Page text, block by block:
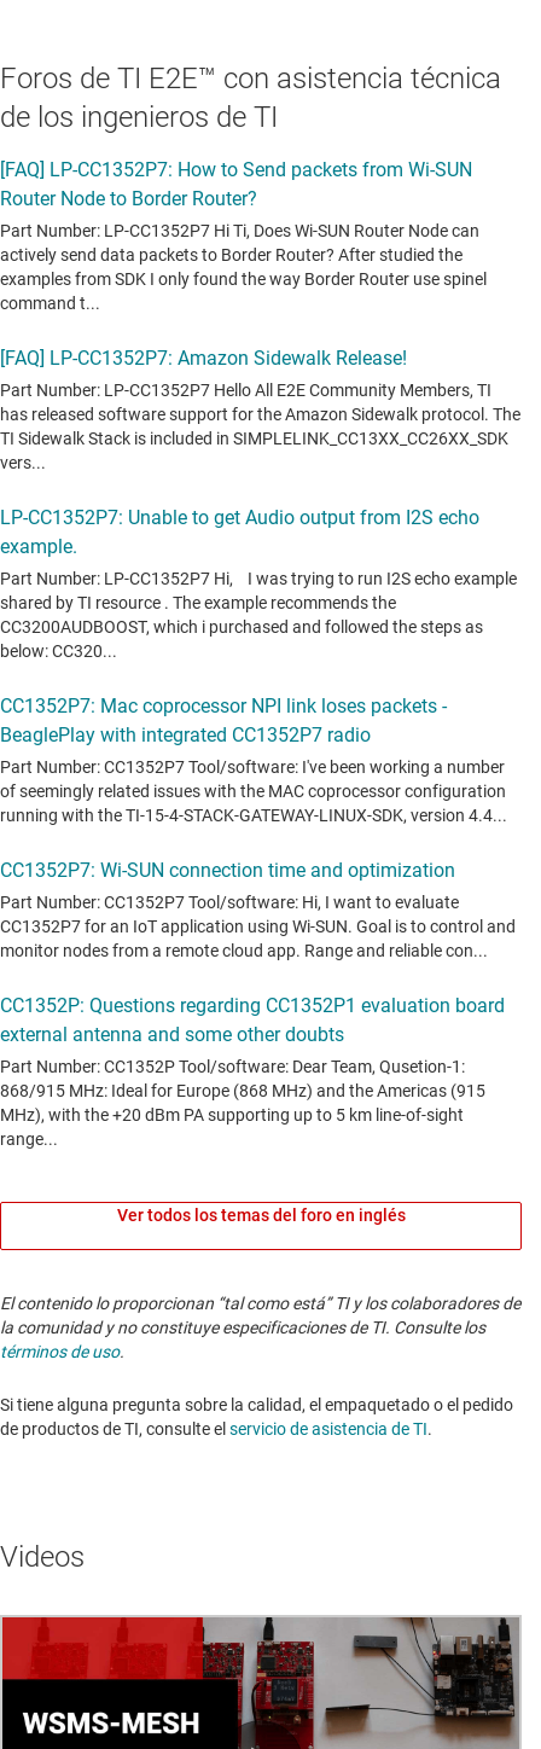
Foros de TI E2E™ con asistencia técnica
de los ingenieros de TI
Ver todos los temas del foro en inglés
El contenido lo proporcionan “tal como está” TI y los colaboradores de
la comunidad y no constituye especificaciones de TI. Consulte los
términos de uso.
Si tiene alguna pregunta sobre la calidad, el empaquetado o el pedido
de productos de TI, consulte el servicio de asistencia de TI.
Videos